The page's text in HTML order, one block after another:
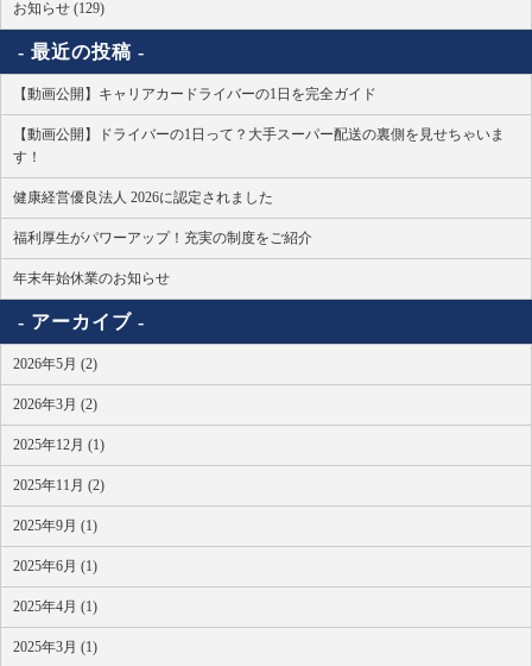
お知らせ (129)
最近の投稿
【動画公開】キャリアカードライバーの1日を完全ガイド
【動画公開】ドライバーの1日って？大手スーパー配送の裏側を見せちゃいま
す！
健康経営優良法人 2026に認定されました
福利厚生がパワーアップ！充実の制度をご紹介
年末年始休業のお知らせ
アーカイブ
2026年5月 (2)
2026年3月 (2)
2025年12月 (1)
2025年11月 (2)
2025年9月 (1)
2025年6月 (1)
2025年4月 (1)
2025年3月 (1)